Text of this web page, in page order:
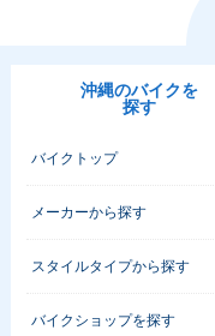
沖縄のバイクを
探す
バイクトップ
メーカーから探す
スタイルタイプから探す
バイクショップを探す